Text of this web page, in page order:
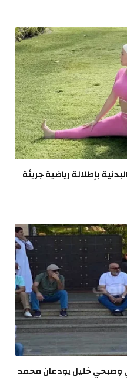
بإطلالة رياضية جريئة
وصبحي خليل يودعان محمد